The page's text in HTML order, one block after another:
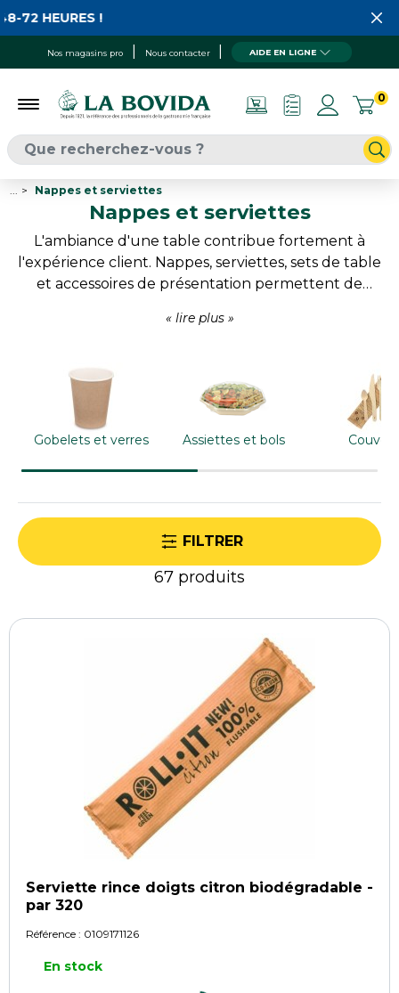
Nos magasins pro Nous contacter AIDE EN LIGNE
0
!
Nappes et serviettes
Nappes et serviettes
L'ambiance d'une table contribue fortement à
l'expérience client. Nappes, serviettes, sets de table
et accessoires de présentation permettent de
du service rapide aux repas festifs. Disponibles dans
associent praticité et élégance tout en facilitant
l'organisation du service. Une solution simple pour
soigner l'accueil, renforcer l'image de
l'établissement et valoriser chaque prestation.
Gobelets et verres Assiettes et bols
FILTRER
67 produits
Serviette rince doigts citron biodégradable -
par 320
Référence : 0109171126
En stock